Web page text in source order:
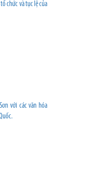
chức và tục lệ của
với các văn hóa